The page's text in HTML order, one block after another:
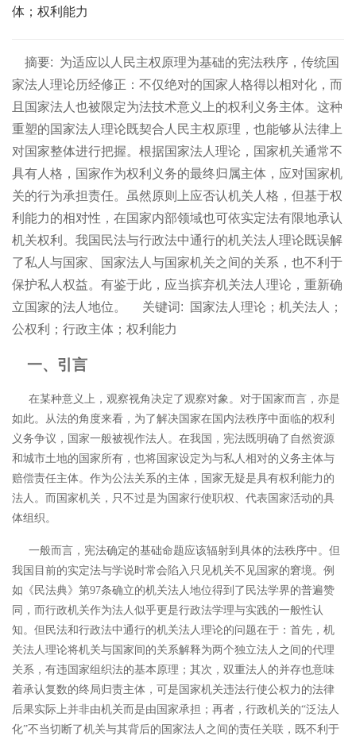
体；权利能力
摘要: 为适应以人民主权原理为基础的宪法秩序，传统国
家法人理论历经修正：不仅绝对的国家人格得以相对化，而
且国家法人也被限定为法技术意义上的权利义务主体。这种
重塑的国家法人理论既契合人民主权原理，也能够从法律上
对国家整体进行把握。根据国家法人理论，国家机关通常不
具有人格，国家作为权利义务的最终归属主体，应对国家机
关的行为承担责任。虽然原则上应否认机关人格，但基于权
利能力的相对性，在国家内部领域也可依实定法有限地承认
机关权利。我国民法与行政法中通行的机关法人理论既误解
了私人与国家、国家法人与国家机关之间的关系，也不利于
保护私人权益。有鉴于此，应当摈弃机关法人理论，重新确
立国家的法人地位。
关键词:
国家法人理论；机关法人；
公权利；行政主体；权利能力
一、引言
在某种意义上，观察视角决定了观察对象。对于国家而言，亦是
如此。从法的角度来看，为了解决国家在国内法秩序中面临的权利
义务争议，国家一般被视作法人。在我国，宪法既明确了自然资源
和城市土地的国家所有，也将国家设定为与私人相对的义务主体与
赔偿责任主体。作为公法关系的主体，国家无疑是具有权利能力的
法人。而国家机关，只不过是为国家行使职权、代表国家活动的具
体组织。
一般而言，宪法确定的基础命题应该辐射到具体的法秩序中。但
我国目前的实定法与学说时常会陷入只见机关不见国家的窘境。例
如《民法典》第97条确立的机关法人地位得到了民法学界的普遍赞
同，而行政机关作为法人似乎更是行政法学理与实践的一般性认
知。但民法和行政法中通行的机关法人理论的问题在于：首先，机
关法人理论将机关与国家间的关系解释为两个独立法人之间的代理
关系，有违国家组织法的基本原理；其次，双重法人的并存也意味
着承认复数的终局归责主体，可是国家机关违法行使公权力的法律
后果实际上并非由机关而是由国家承担；再者，行政机关的“泛法人
化”不当切断了机关与其背后的国家法人之间的责任关联，既不利于